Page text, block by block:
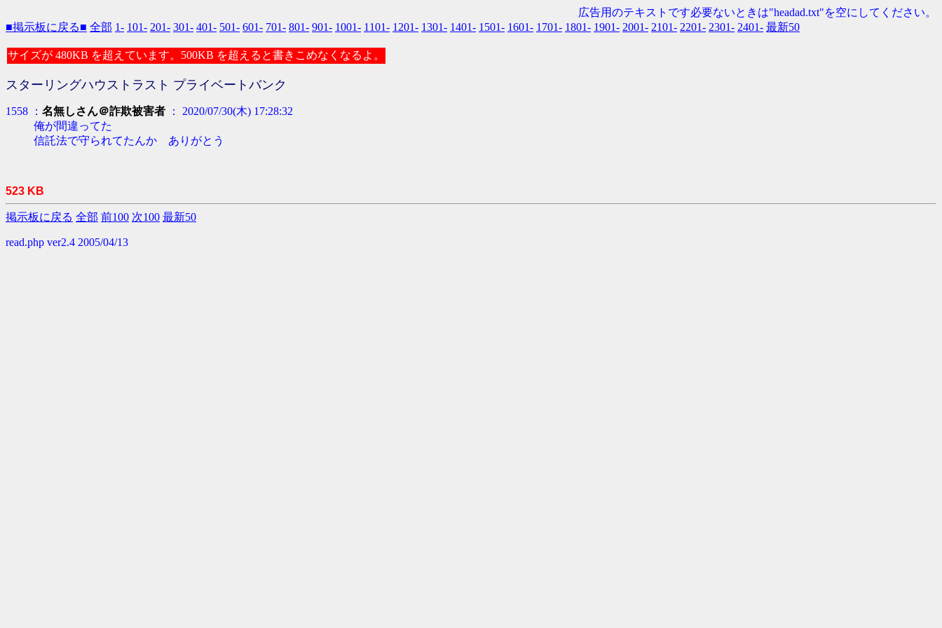
広告用のテキストです必要ないときは"headad.txt"を空にしてください。
■掲示板に戻る■ 全部 1- 101- 201- 301- 401- 501- 601- 701- 801- 901- 1001- 1101- 1201- 1301- 1401- 1501- 1601- 1701- 1801- 1901- 2001- 2101- 2201- 2301- 2401- 最新50
サイズが 480KB を超えています。500KB を超えると書きこめなくなるよ。
スターリングハウストラスト プライベートバンク
1558 ： 名無しさん＠詐欺被害者 ： 2020/07/30(木) 17:28:32
俺が間違ってた
信託法で守られてたんか ありがとう
523 KB
掲示板に戻る 全部 前100 次100 最新50
read.php ver2.4 2005/04/13